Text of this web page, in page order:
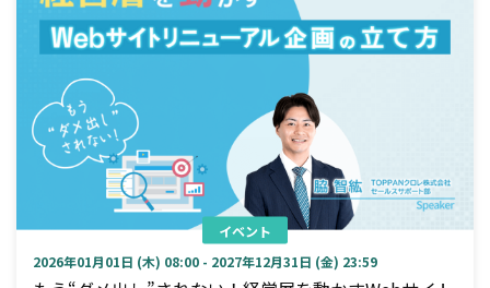
イベント
2026年01月01日 (木) 08:00 - 2027年12月31日 (金) 23:59